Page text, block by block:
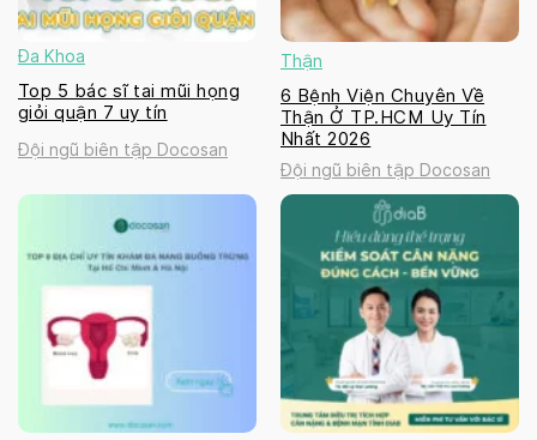
Đa Khoa
Top 5 bác sĩ tai mũi họng
giỏi quận 7 uy tín
Đội ngũ biên tập Docosan
Thận
6 Bệnh Viện Chuyên Về
Thận Ở TP.HCM Uy Tín
Nhất 2026
Đội ngũ biên tập Docosan